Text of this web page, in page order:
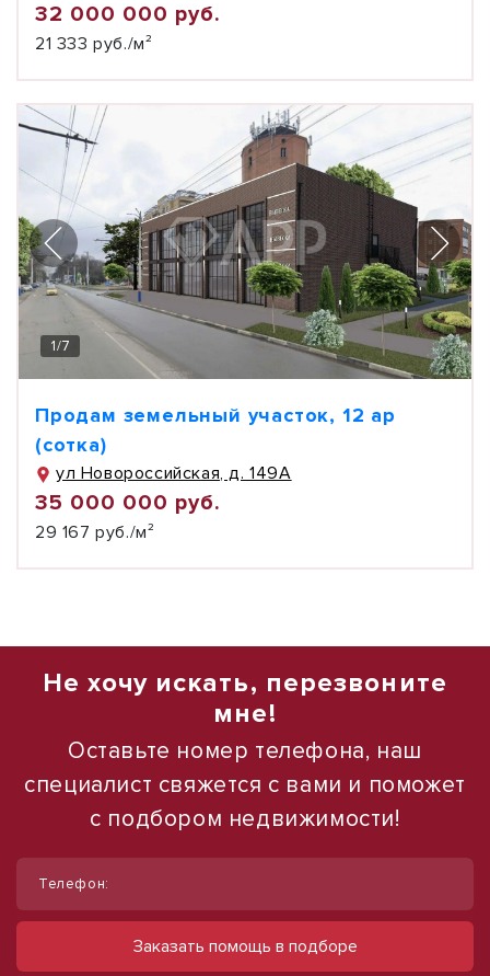
32 000 000 руб.
21 333 руб./м²
1/7
Продам земельный участок, 12 ар
(сотка)
ул Новороссийская, д. 149А
35 000 000 руб.
29 167 руб./м²
Не хочу искать, перезвоните
мне!
Оставьте номер телефона, наш
специалист свяжется с вами и поможет
с подбором недвижимости!
Телефон:
Заказать помощь в подборе